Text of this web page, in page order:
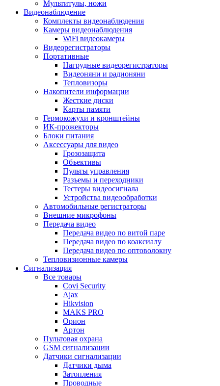
Мультитулы, ножи
Видеонаблюдение
Комплекты видеонаблюдения
Камеры видеонаблюдения
WiFi видеокамеры
Видеорегистраторы
Портативные
Нагрудные видеорегистраторы
Видеоняни и радионяни
Тепловизоры
Накопители информации
Жесткие диски
Карты памяти
Гермокожухи и кронштейны
ИК-прожекторы
Блоки питания
Аксессуары для видео
Грозозащита
Объективы
Пульты управления
Разъемы и переходники
Тестеры видеосигнала
Устройства видеообработки
Автомобильные регистраторы
Внешние микрофоны
Передача видео
Передача видео по витой паре
Передача видео по коаксиалу
Передача видео по оптоволокну
Тепловизионные камеры
Сигнализация
Все товары
Covi Security
Ajax
Hikvision
MAKS PRO
Орион
Артон
Пультовая охрана
GSM сигнализации
Датчики сигнализации
Датчики дыма
Затопления
Проводные